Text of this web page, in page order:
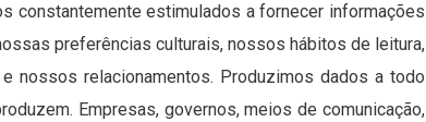
constantemente estimulados a fornecer informações
preferências culturais, nossos hábitos de leitura,
nossos relacionamentos. Produzimos dados a todo
Empresas, governos, meios de comunicação,